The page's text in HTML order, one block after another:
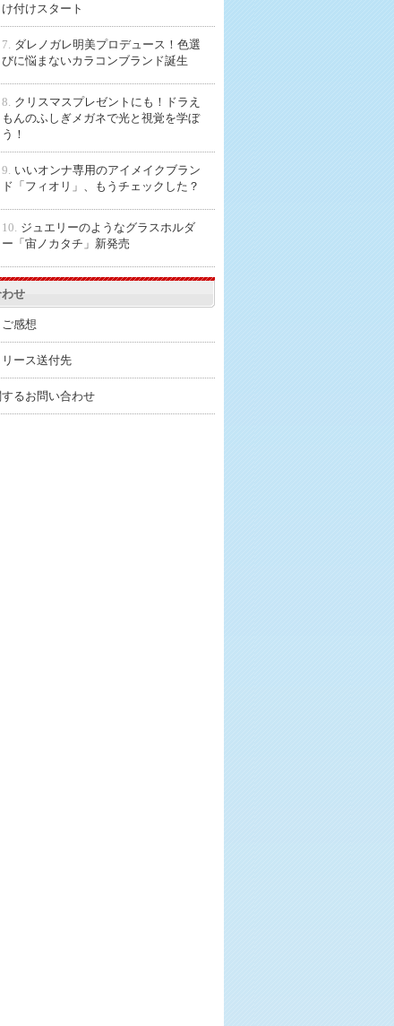
け付けスタート
7. ダレノガレ明美プロデュース！色選
びに悩まないカラコンブランド誕生
8. クリスマスプレゼントにも！ドラえ
もんのふしぎメガネで光と視覚を学ぼ
う！
9. いいオンナ専用のアイメイクブラン
ド「フィオリ」、もうチェックした？
10. ジュエリーのようなグラスホルダ
ー「宙ノカタチ」新発売
せ
感想
ース送付先
るお問い合わせ